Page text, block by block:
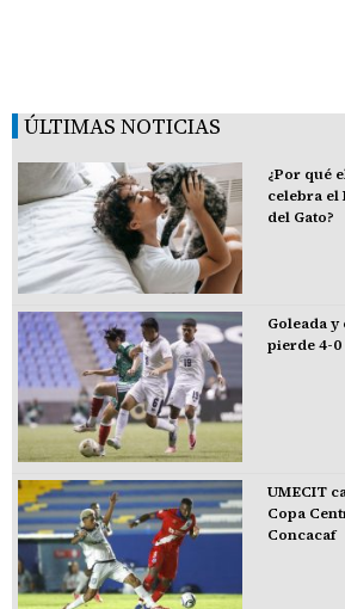
ÚLTIMAS NOTICIAS
¿Por qué
celebra el
del Gato?
Goleada
pierde 4-0
UMECIT
Copa
Concacaf